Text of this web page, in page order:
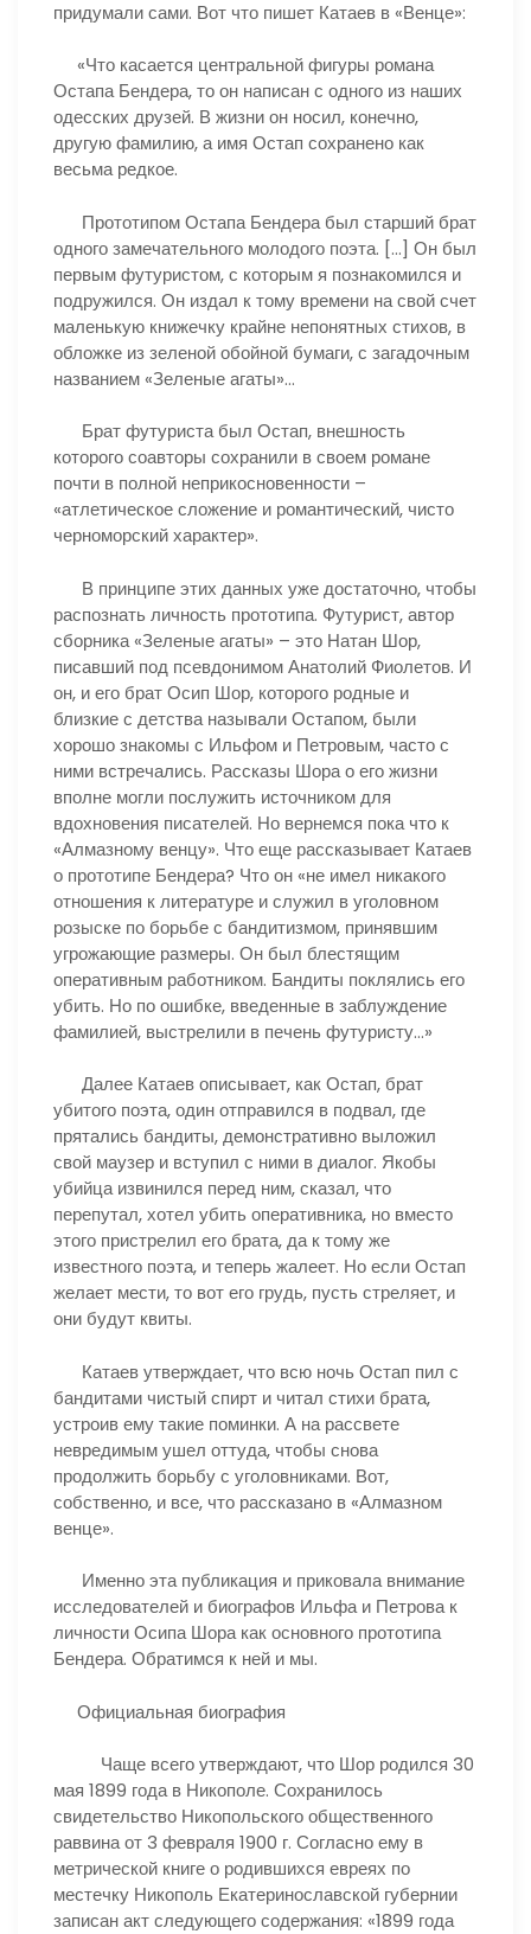
придумали сами. Вот что пишет Катаев в «Венце»:
«Что касается центральной фигуры романа
Остапа Бендера, то он написан с одного из наших
одесских друзей. В жизни он носил, конечно,
другую фамилию, а имя Остап сохранено как
весьма редкое.
Прототипом Остапа Бендера был старший брат
одного замечательного молодого поэта. […] Он был
первым футуристом, с которым я познакомился и
подружился. Он издал к тому времени на свой счет
маленькую книжечку крайне непонятных стихов, в
обложке из зеленой обойной бумаги, с загадочным
названием «Зеленые агаты»…
Брат футуриста был Остап, внешность
которого соавторы сохранили в своем романе
почти в полной неприкосновенности –
«атлетическое сложение и романтический, чисто
черноморский характер».
В принципе этих данных уже достаточно, чтобы
распознать личность прототипа. Футурист, автор
сборника «Зеленые агаты» – это Натан Шор,
писавший под псевдонимом Анатолий Фиолетов. И
он, и его брат Осип Шор, которого родные и
близкие с детства называли Остапом, были
хорошо знакомы с Ильфом и Петровым, часто с
ними встречались. Рассказы Шора о его жизни
вполне могли послужить источником для
вдохновения писателей. Но вернемся пока что к
«Алмазному венцу». Что еще рассказывает Катаев
о прототипе Бендера? Что он «не имел никакого
отношения к литературе и служил в уголовном
розыске по борьбе с бандитизмом, принявшим
угрожающие размеры. Он был блестящим
оперативным работником. Бандиты поклялись его
убить. Но по ошибке, введенные в заблуждение
фамилией, выстрелили в печень футуристу…»
Далее Катаев описывает, как Остап, брат
убитого поэта, один отправился в подвал, где
прятались бандиты, демонстративно выложил
свой маузер и вступил с ними в диалог. Якобы
убийца извинился перед ним, сказал, что
перепутал, хотел убить оперативника, но вместо
этого пристрелил его брата, да к тому же
известного поэта, и теперь жалеет. Но если Остап
желает мести, то вот его грудь, пусть стреляет, и
они будут квиты.
Катаев утверждает, что всю ночь Остап пил с
бандитами чистый спирт и читал стихи брата,
устроив ему такие поминки. А на рассвете
невредимым ушел оттуда, чтобы снова
продолжить борьбу с уголовниками. Вот,
собственно, и все, что рассказано в «Алмазном
венце».
Именно эта публикация и приковала внимание
исследователей и биографов Ильфа и Петрова к
личности Осипа Шора как основного прототипа
Бендера. Обратимся к ней и мы.
Официальная биография
Чаще всего утверждают, что Шор родился 30
мая 1899 года в Никополе. Сохранилось
свидетельство Никопольского общественного
раввина от 3 февраля 1900 г. Согласно ему в
метрической книге о родившихся евреях по
местечку Никополь Екатеринославской губернии
записан акт следующего содержания: «1899 года